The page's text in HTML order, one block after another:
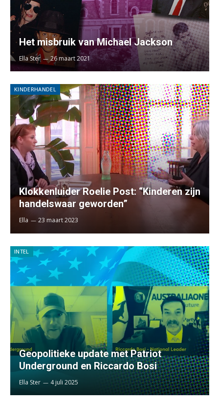
Het misbruik van Michael Jackson
Ella Ster 26 maart 2021
KINDERHANDEL
Klokkenluider Roelie Post: “Kinderen zijn
handelswaar geworden”
Ella 23 maart 2023
INTEL
Geopolitieke update met Patriot
Underground en Riccardo Bosi
Ella Ster 4 juli 2025